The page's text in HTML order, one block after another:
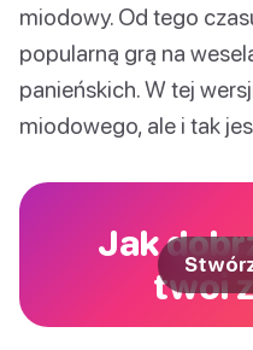
miodowy. Od tego
popularną grą na
panieńskich. W tej
miodowego, ale i tak
Jak
twoi